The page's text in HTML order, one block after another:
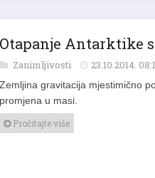
Otapanje Antarktike
promjena u masi.
Pročitajte više